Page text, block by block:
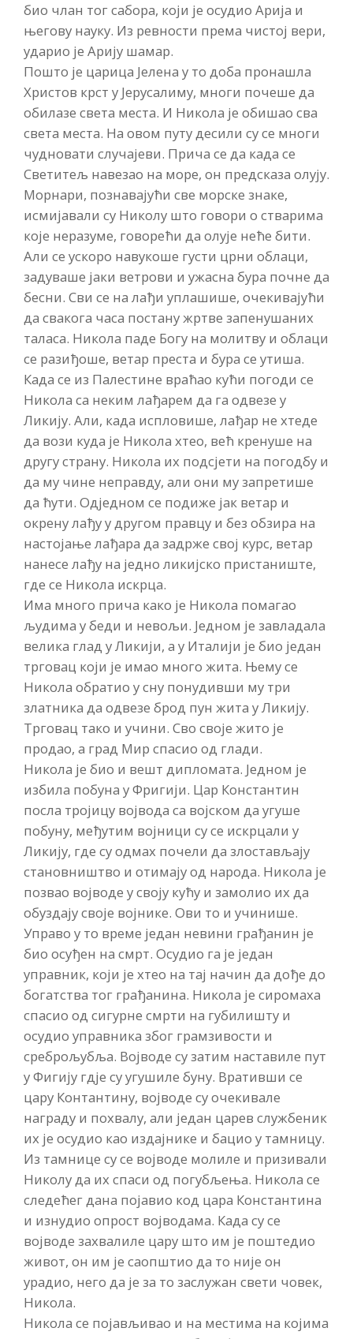
био члан тог сабора, који је осудио Арија и
његову науку. Из ревности према чистој вери,
ударио је Арију шамар.
Пошто је царица Јелена у то доба пронашла
Христов крст у Јерусалиму, многи почеше да
обилазе света места. И Никола је обишао сва
света места. На овом путу десили су се многи
чудновати случајеви. Прича се да када се
Светитељ навезао на море, он предсказа олују.
Морнари, познавајући све морске знаке,
исмијавали су Николу што говори о стварима
које неразуме, говорећи да олује неће бити.
Али се ускоро навукоше густи црни облаци,
задуваше јаки ветрови и ужасна бура почне да
бесни. Сви се на лађи уплашише, очекивајући
да свакога часа постану жртве запенушаних
таласа. Никола паде Богу на молитву и облаци
се разиђоше, ветар преста и бура се утиша.
Када се из Палестине враћао кући погоди се
Никола са неким лађарем да га одвезе у
Ликију. Али, када испловише, лађар не хтеде
да вози куда је Никола хтео, већ кренуше на
другу страну. Никола их подсјети на погодбу и
да му чине неправду, али они му запретише
да ћути. Одједном се подиже јак ветар и
окрену лађу у другом правцу и без обзира на
настојање лађара да задрже свој курс, ветар
нанесе лађу на једно ликијско пристаниште,
где се Никола искрца.
Има много прича како је Никола помагао
људима у беди и невољи. Једном је завладала
велика глад у Ликији, а у Италији је био један
трговац који је имао много жита. Њему се
Никола обратио у сну понудивши му три
златника да одвезе брод пун жита у Ликију.
Трговац тако и учини. Сво своје жито је
продао, а град Мир спасио од глади.
Никола је био и вешт дипломата. Једном је
избила побуна у Фригији. Цар Константин
посла тројицу војвода са војском да угуше
побуну, међутим војници су се искрцали у
Ликију, где су одмах почели да злостављају
становништво и отимају од народа. Никола је
позвао војводе у своју кућу и замолио их да
обуздају своје војнике. Ови то и учинише.
Управо у то време један невини грађанин је
био осуђен на смрт. Осудио га је један
управник, који је хтео на тај начин да дође до
богатства тог грађанина. Никола је сиромаха
спасио од сигурне смрти на губилишту и
осудио управника због грамзивости и
среброљубља. Војводе су затим наставиле пут
у Фигију гдје су угушиле буну. Вративши се
цару Контантину, војводе су очекивале
награду и похвалу, али један царев службеник
их је осудио као издајнике и бацио у тамницу.
Из тамнице су се војводе молиле и призивали
Николу да их спаси од погубљења. Никола се
следећег дана појавио код цара Константина
и изнудио опрост војводама. Када су се
војводе захвалиле цару што им је поштедио
живот, он им је саопштио да то није он
урадио, него да је за то заслужан свети човек,
Никола.
Никола се појављивао и на местима на којима